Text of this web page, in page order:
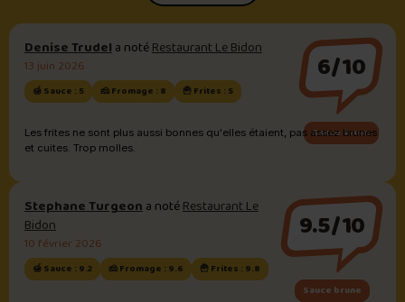
Denise Trudela notéRestaurant Le Bidon
13 juin 2026
🍯 Sauce : 5 🧀 Fromage : 8 🍟 Frites : 5
6/10
Sauce brune
Les frites ne sont plus aussi bonnes qu'elles étaient, pas assez brunes
et cuites. Trop molles.
Stephane Turgeona notéRestaurant Le
Bidon
10 février 2026
🍯 Sauce : 9.2 🧀 Fromage : 9.6 🍟 Frites : 9.8
9.5/10
Sauce brune